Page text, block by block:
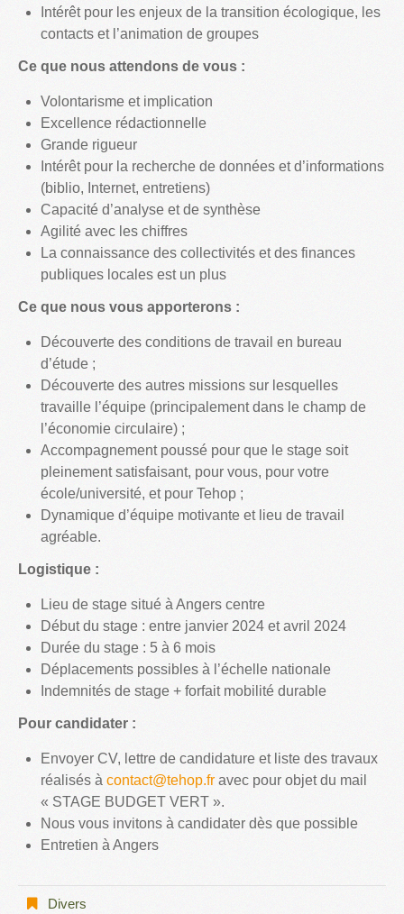
Intérêt pour les enjeux de la transition écologique, les
contacts et l’animation de groupes
Ce que nous attendons de vous :
Volontarisme et implication
Excellence rédactionnelle
Grande rigueur
Intérêt pour la recherche de données et d’informations
(biblio, Internet, entretiens)
Capacité d’analyse et de synthèse
Agilité avec les chiffres
La connaissance des collectivités et des finances
publiques locales est un plus
Ce que nous vous apporterons :
Découverte des conditions de travail en bureau
d’étude ;
Découverte des autres missions sur lesquelles
travaille l’équipe (principalement dans le champ de
l’économie circulaire) ;
Accompagnement poussé pour que le stage soit
pleinement satisfaisant, pour vous, pour votre
école/université, et pour Tehop ;
Dynamique d’équipe motivante et lieu de travail
agréable.
Logistique :
Lieu de stage situé à Angers centre
Début du stage : entre janvier 2024 et avril 2024
Durée du stage : 5 à 6 mois
Déplacements possibles à l’échelle nationale
Indemnités de stage + forfait mobilité durable
Pour candidater :
Envoyer CV, lettre de candidature et liste des travaux
réalisés à contact@tehop.fr avec pour objet du mail
« STAGE BUDGET VERT ».
Nous vous invitons à candidater dès que possible
Entretien à Angers
Divers